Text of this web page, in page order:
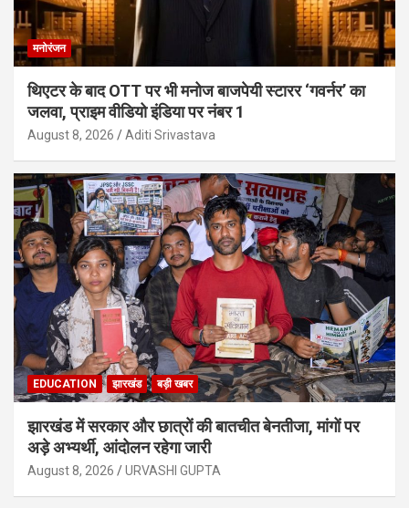
मनोरंजन
थिएटर के बाद OTT पर भी मनोज बाजपेयी स्टारर ‘गवर्नर’ का
जलवा, प्राइम वीडियो इंडिया पर नंबर 1
August 8, 2026 Aditi Srivastava
EDUCATION झारखंड बड़ी खबर
झारखंड में सरकार और छात्रों की बातचीत बेनतीजा, मांगों पर
अड़े अभ्यर्थी, आंदोलन रहेगा जारी
August 8, 2026 URVASHI GUPTA